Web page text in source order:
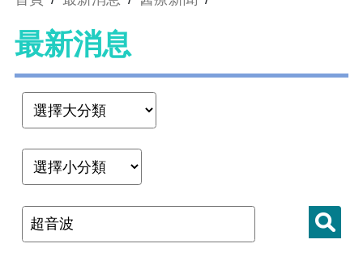
最新消息